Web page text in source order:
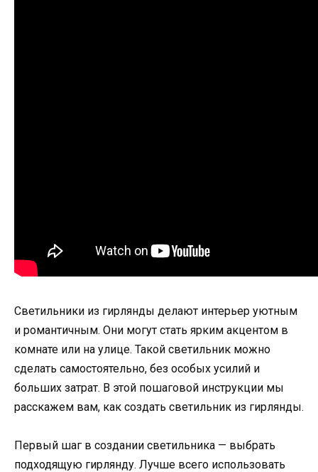
Светильники из гирлянды делают интерьер уютным
и романтичным. Они могут стать ярким акцентом в
комнате или на улице. Такой светильник можно
сделать самостоятельно, без особых усилий и
больших затрат. В этой пошаговой инструкции мы
расскажем вам, как создать светильник из гирлянды.
Первый шаг в создании светильника — выбрать
подходящую гирлянду. Лучше всего использовать